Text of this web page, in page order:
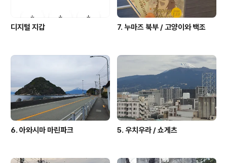
디지털 지갑 7. 누마즈 북부 / 고양이와 백조
6. 아와시마 마린파크 5. 우치우라 / 쇼게츠